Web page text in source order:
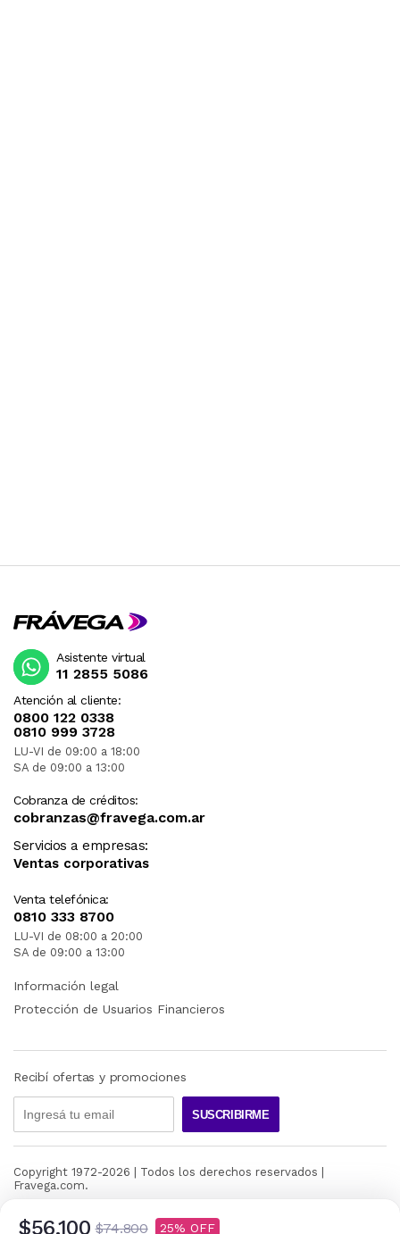
$56.100 $74.800 25
Atención al cliente:
0800 122 0338
0810 999 3728
LU-VI de 09:00 a 18:00
SA de 09:00 a 13:00
Cobranza de créditos:
cobranzas@fravega.com.ar
Servicios a empresas:
Ventas corporativas
Venta telefónica:
0810 333 8700
LU-VI de 08:00 a 20:00
SA de 09:00 a 13:00
Asistente virtual
11 2855 5086
Información legal
Protección de Usuarios Financieros
Recibí ofertas y promociones
SUSCRIBIRME
Copyright 1972-2026 | Todos los derechos reservados |
Fravega.com.